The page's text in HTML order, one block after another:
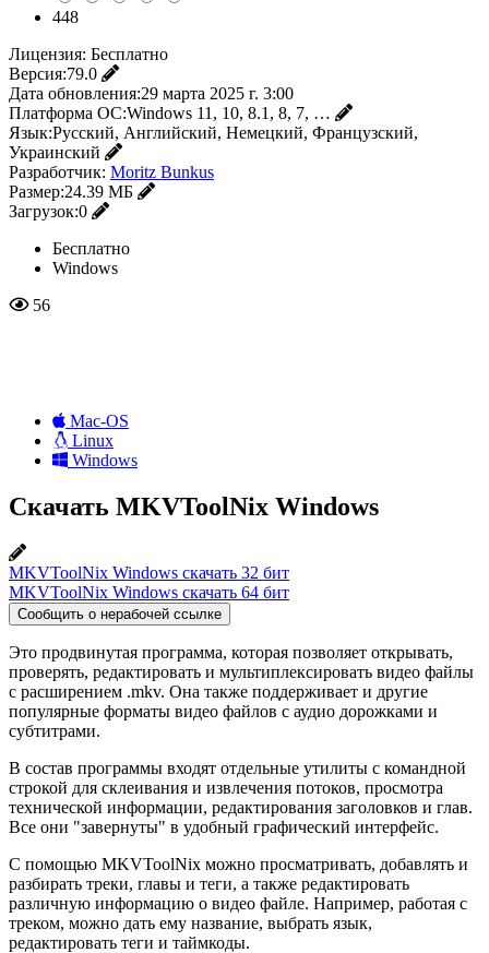
448
Лицензия: Бесплатно
Версия:79.0
Дата обновления:29 марта 2025 г. 3:00
Платформа ОС:Windows 11, 10, 8.1, 8, 7, …
Язык:Русский, Английский, Немецкий, Французский,
Украинский
Разработчик: Moritz Bunkus
Размер:24.39 МБ
Загрузок:0
Бесплатно
Windows
56
Mac-OS
Linux
Windows
Скачать MKVToolNix Windows
MKVToolNix Windows скачать 32 бит
MKVToolNix Windows скачать 64 бит
Сообщить о нерабочей ссылке
Это продвинутая программа, которая позволяет открывать,
проверять, редактировать и мультиплексировать видео файлы
с расширением .mkv. Она также поддерживает и другие
популярные форматы видео файлов с аудио дорожками и
субтитрами.
В состав программы входят отдельные утилиты с командной
строкой для склеивания и извлечения потоков, просмотра
технической информации, редактирования заголовков и глав.
Все они "завернуты" в удобный графический интерфейс.
С помощью MKVToolNix можно просматривать, добавлять и
разбирать треки, главы и теги, а также редактировать
различную информацию о видео файле. Например, работая с
треком, можно дать ему название, выбрать язык,
редактировать теги и таймкоды.